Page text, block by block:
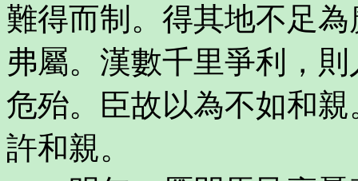
難得而制。得其地不足
弗屬。漢數千里爭利，
危殆。臣故以為不如和
許和親。